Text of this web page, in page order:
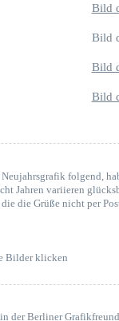
Bild
Bild
Bild
Bild
folgend,
Jahren variieren
die Grüße nicht per
Bilder klicken
der Berliner